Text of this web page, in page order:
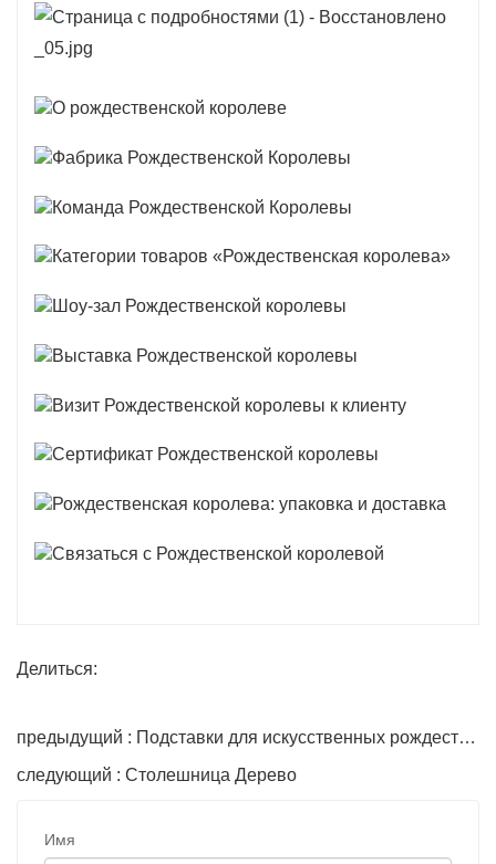
традиционных до современных.
Делиться:
предыдущий : Подставки для искусственных рождественских елок
следующий : Столешница Дерево
Имя